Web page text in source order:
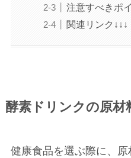
注意すべきポ
関連リンク↓↓↓
酵素ドリンクの原材
健康食品を選ぶ際に、